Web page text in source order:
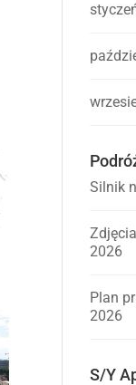
Silnik
2026
Plan
2026
S/Y